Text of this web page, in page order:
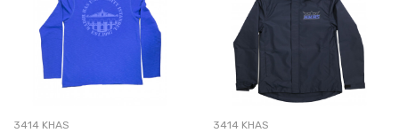
3414 KHAS 3414 KHAS